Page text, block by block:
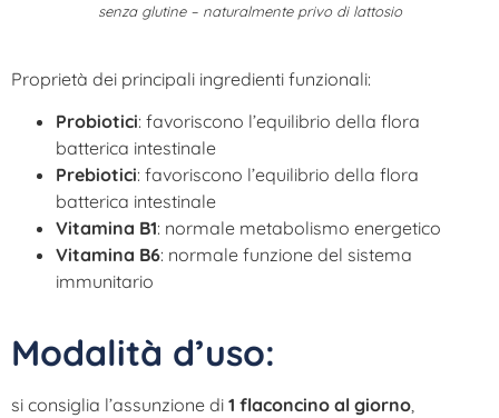
senza glutine – naturalmente privo di lattosio
Proprietà dei principali ingredienti funzionali:
Probiotici: favoriscono l’equilibrio della flora
batterica intestinale
Prebiotici: favoriscono l’equilibrio della flora
batterica intestinale
Vitamina B1: normale metabolismo energetico
Vitamina B6: normale funzione del sistema
immunitario
Modalità d’uso:
si consiglia l’assunzione di 1 flaconcino al giorno,